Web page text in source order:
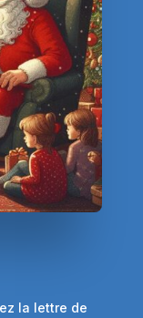
la lettre de